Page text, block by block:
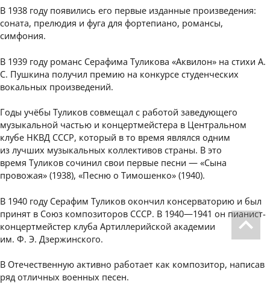
В 1938 году появились его первые изданные произведения:
соната, прелюдия и фуга для фортепиано, романсы,
симфония.
В 1939 году романс Серафима Туликова «Аквилон» на стихи A.
C. Пушкина получил премию на конкурсе студенческих
вокальных произведений.
Годы учёбы Туликов совмещал с работой заведующего
музыкальной частью и концертмейстера в Центральном
клубе НКВД СССР, который в то время являлся одним
из лучших музыкальных коллективов страны. В это
время Туликов сочинил свои первые песни — «Сына
провожая» (1938), «Песню о Тимошенко» (1940).
В 1940 году Серафим Туликов окончил консерваторию и был
принят в Союз композиторов СССР. В 1940—1941 он пианист-
концертмейстер клуба Артиллерийской академии
им. Ф. Э. Дзержинского.
В Отечественную активно работает как композитор, написав
ряд отличных военных песен.